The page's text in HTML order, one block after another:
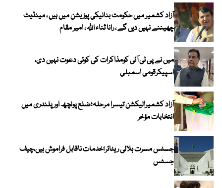
آزاد کشمیر میں حکومت بنانیکی پوزیشن میں ہیں ، مینڈیٹ
چھیننے نہیں دیں گے ، رانا ثناء اللہ ، امیر مقام
میں نے پی ٹی آئی کومذاکرات کی کوئی دعوت نہیں دی،
اسپیکرقومی اسمبلی
آزاد کشمیرالیکشن تیسرا مرحلہ؛ضلع پونچھ اور پلندری میں
انتخابات مؤخر
جسٹس مسرت ہلالی ریٹائر؛خدمات ناقابل فراموش ہیں،چیف
جسٹس